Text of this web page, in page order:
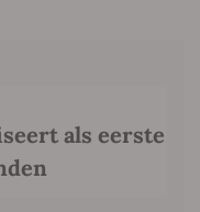
als eerste